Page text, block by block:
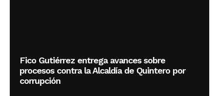
Fico Gutiérrez entrega avances sobre
procesos contra la Alcaldía de Quintero por
corrupción